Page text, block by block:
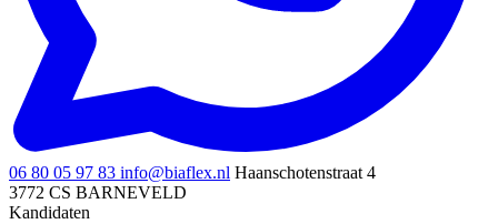
06 80 05 97 83 info@biaflex.nl Haanschotenstraat 4
3772 CS BARNEVELD
Kandidaten